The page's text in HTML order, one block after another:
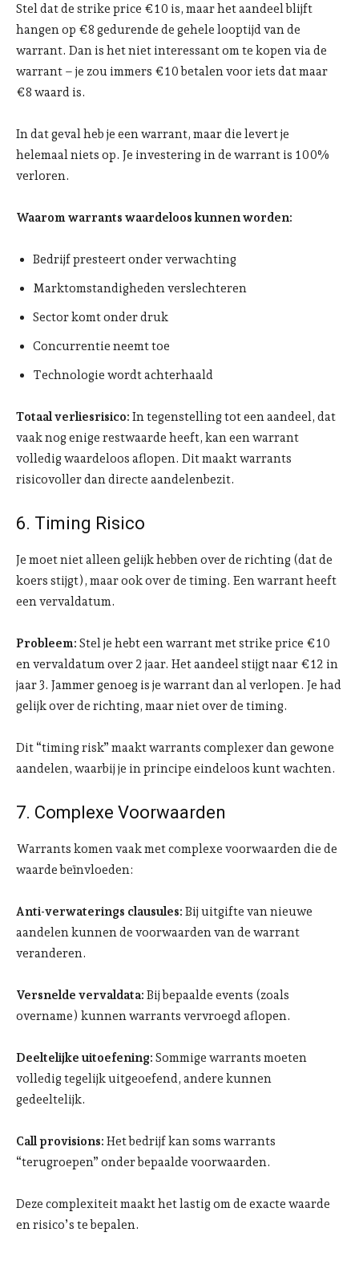
Stel dat de strike price €10 is, maar het aandeel blijft
hangen op €8 gedurende de gehele looptijd van de
warrant. Dan is het niet interessant om te kopen via de
warrant – je zou immers €10 betalen voor iets dat maar
€8 waard is.
In dat geval heb je een warrant, maar die levert je
helemaal niets op. Je investering in de warrant is 100%
verloren.
Waarom warrants waardeloos kunnen worden:
Bedrijf presteert onder verwachting
Marktomstandigheden verslechteren
Sector komt onder druk
Concurrentie neemt toe
Technologie wordt achterhaald
Totaal verliesrisico: In tegenstelling tot een aandeel, dat
vaak nog enige restwaarde heeft, kan een warrant
volledig waardeloos aflopen. Dit maakt warrants
risicovoller dan directe aandelenbezit.
6. Timing Risico
Je moet niet alleen gelijk hebben over de richting (dat de
koers stijgt), maar ook over de timing. Een warrant heeft
een vervaldatum.
Probleem: Stel je hebt een warrant met strike price €10
en vervaldatum over 2 jaar. Het aandeel stijgt naar €12 in
jaar 3. Jammer genoeg is je warrant dan al verlopen. Je had
gelijk over de richting, maar niet over de timing.
Dit “timing risk” maakt warrants complexer dan gewone
aandelen, waarbij je in principe eindeloos kunt wachten.
7. Complexe Voorwaarden
Warrants komen vaak met complexe voorwaarden die de
waarde beïnvloeden:
Anti-verwaterings clausules: Bij uitgifte van nieuwe
aandelen kunnen de voorwaarden van de warrant
veranderen.
Versnelde vervaldata: Bij bepaalde events (zoals
overname) kunnen warrants vervroegd aflopen.
Deeltelijke uitoefening: Sommige warrants moeten
volledig tegelijk uitgeoefend, andere kunnen
gedeeltelijk.
Call provisions: Het bedrijf kan soms warrants
“terugroepen” onder bepaalde voorwaarden.
Deze complexiteit maakt het lastig om de exacte waarde
en risico’s te bepalen.